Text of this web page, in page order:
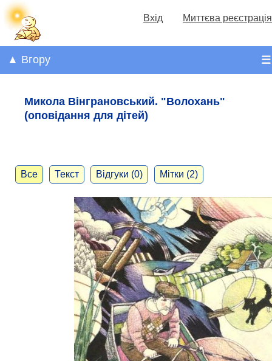
Вхід Миттєва реєстрація
☰
▲ Вгору
Микола Вінграновський. "Волохань"
(оповідання для дітей)
Все Текст Відгуки (0) Мітки (2)